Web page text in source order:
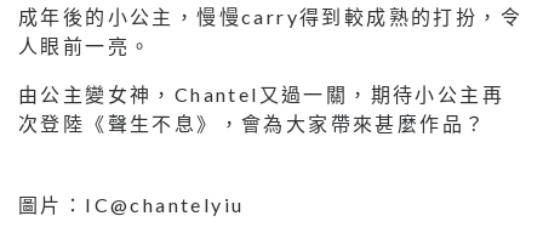
成年後的小公主，慢慢carry得到較成熟的打扮，令
人眼前一亮。
由公主變女神，Chantel又過一關，期待小公主再
次登陸《聲生不息》，會為大家帶來甚麼作品？
圖片：IC@chantelyiu